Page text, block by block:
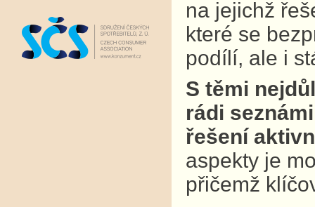
na jejichž
které se
podílí, ale i
S těmi
rádi
řešení
aspekty je
přičemž